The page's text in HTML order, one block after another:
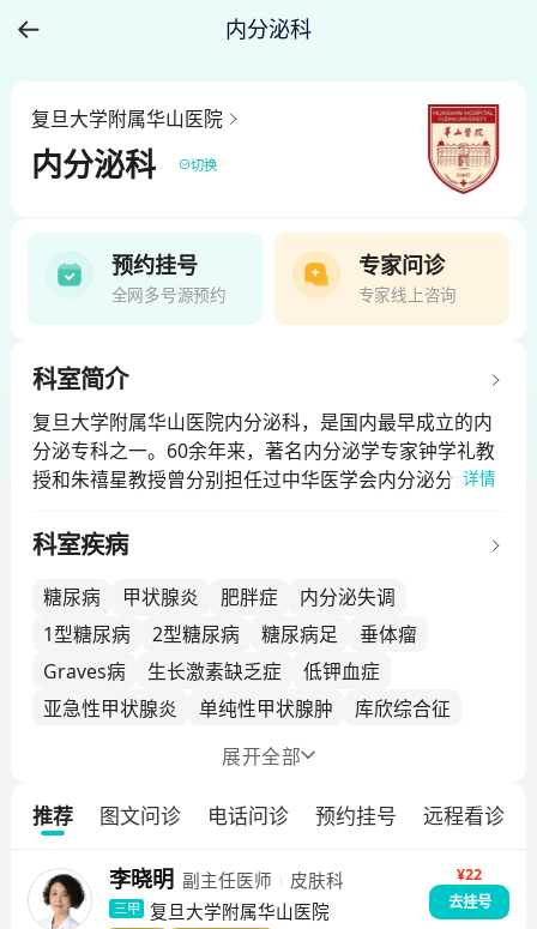
内分泌科
复旦大学附属华山医院
内分泌科 切换
预约挂号
全网多号源预约
专家问诊
专家线上咨询
科室简介
复旦大学附属华山医院内分泌科，是国内最早成立的内
分泌专科之一。60余年来，著名内分泌学专家钟学礼教
授和朱禧星教授曾分别担任过中华医学会内分泌分会副
起连续承办卫生部委托的全国内分泌代谢病学习班，为
国内分泌代谢病专业的发展作出了重要贡献，奠定了我
科在本专业的领先地位。在半个多世纪的科室发展历程
中，内分泌科不断丰富自我、培养人才、发展特色，现
已进入国家临床重点专科建设项目，为下一步在二十一
世纪中的腾飞已然做好了充分的准备。科室特色华山医
的发展战略，良好保持科室各项医疗业务的全面发展，
局，其中糖尿病慢性并发症和神经内分泌疾病诊治两大
科、神经内科、神经病理、放射科、核医学科、肾脏内
科等国家教育部重点学科相关科室2004年成立了“复旦
详情
科室疾病
糖尿病 甲状腺炎 肥胖症
内分泌失调
1型糖尿病
2型糖尿病 糖尿病足
垂体瘤
Graves病
生长激素缺乏症
低钾血症
亚急性甲状腺炎
单纯性甲状腺肿
库欣综合征
甲状腺功能异常
继发性甲状旁腺功能亢进症
甲状旁腺功能亢进症
弥漫性甲状腺肿
身材矮小症
糖尿病酮症酸中毒
展开全部
推荐 图文问诊 电话问诊 预约挂号 远程看诊
李晓明 副主任医师 皮肤科
三甲 复旦大学附属华山医院
¥22
去挂号